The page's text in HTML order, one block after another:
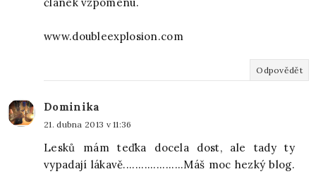
www.doubleexplosion.com
Odpovědět
Dominika
21. dubna 2013 v 11:36
Lesků mám teďka docela dost, ale tady ty
vypadají lákavě....................Máš moc hezký blog.